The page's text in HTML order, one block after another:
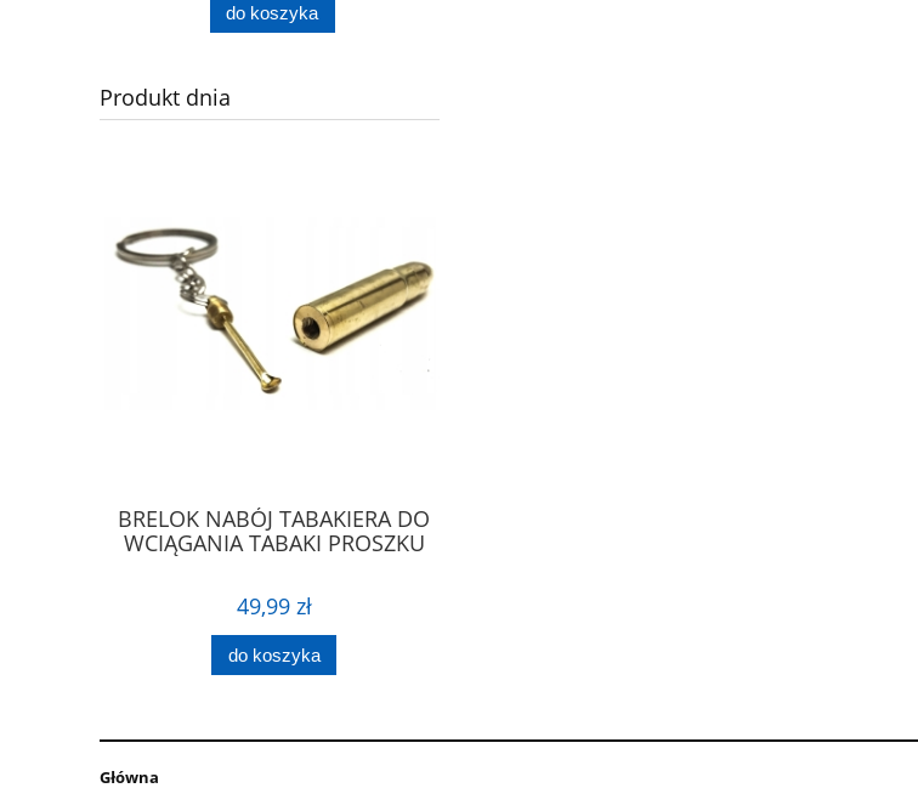
do koszyka
Produkt dnia
BRELOK NABÓJ TABAKIERA DO
WCIĄGANIA TABAKI PROSZKU
49,99 zł
do koszyka
Główna